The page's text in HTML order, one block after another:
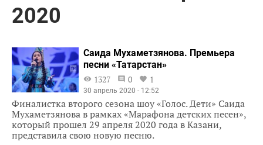
2020
Саида Мухаметзянова. Премьера
песни «Татарстан»
1327
0 1
30 апрель 2020 - 12:52
Финалистка второго сезона шоу «Голос. Дети» Саида
Мухаметзянова в рамках «Марафона детских песен»,
который прошел 29 апреля 2020 года в Казани,
представила свою новую песню.